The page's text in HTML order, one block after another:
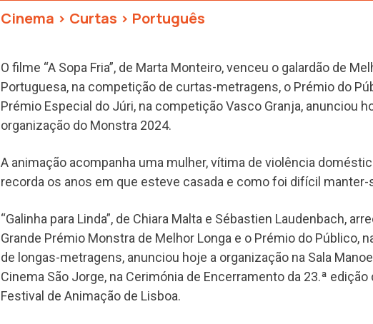
Cinema > Curtas > Português
O filme “A Sopa Fria”, de Marta Monteiro, venceu o galardão de
Portuguesa, na competição de curtas-metragens, o Prémio do
Prémio Especial do Júri, na competição Vasco Granja, anunciou
organização do Monstra 2024.
A animação acompanha uma mulher, vítima de violência
recorda os anos em que esteve casada e como foi difícil manter-
“Galinha para Linda”, de Chiara Malta e Sébastien Laudenbach,
Grande Prémio Monstra de Melhor Longa e o Prémio do Público,
de longas-metragens, anunciou hoje a organização na Sala
Cinema São Jorge, na Cerimónia de Encerramento da 23.ª
Festival de Animação de Lisboa.